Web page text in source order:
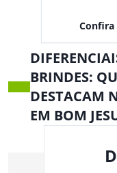
Confira
BRINDES:
DESTACAM
EM BOM